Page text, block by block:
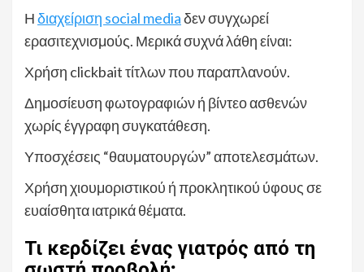
Ηδιαχείριση social mediaδεν συγχωρεί
ερασιτεχνισμούς. Μερικά συχνά λάθη είναι:
Χρήση clickbait τίτλων που παραπλανούν.
Δημοσίευση φωτογραφιών ή βίντεο ασθενών
χωρίς έγγραφη συγκατάθεση.
Υποσχέσεις “θαυματουργών” αποτελεσμάτων.
Χρήση χιουμοριστικού ή προκλητικού ύφους σε
ευαίσθητα ιατρικά θέματα.
Τι κερδίζει ένας γιατρός από τη